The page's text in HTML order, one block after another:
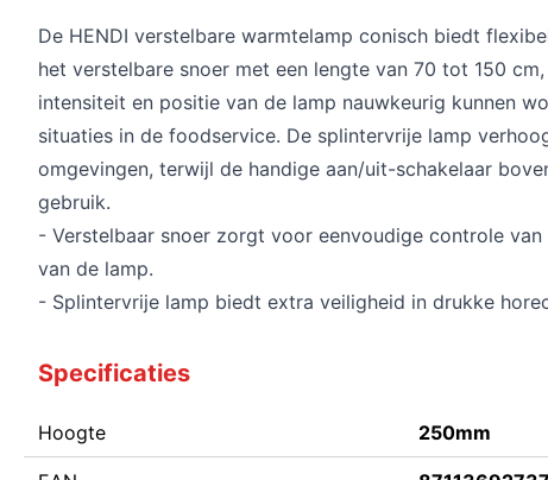
De HENDI verstelbare warmtelamp conisch biedt
het verstelbare snoer met een lengte van 70 tot 150
intensiteit en positie van de lamp nauwkeurig kunnen
situaties in de foodservice. De splintervrije lamp
omgevingen, terwijl de handige aan/uit-schakelaar
gebruik.
- Verstelbaar snoer zorgt voor eenvoudige controle
van de lamp.
- Splintervrije lamp biedt extra veiligheid in drukke
Specificaties
Hoogte 250mm